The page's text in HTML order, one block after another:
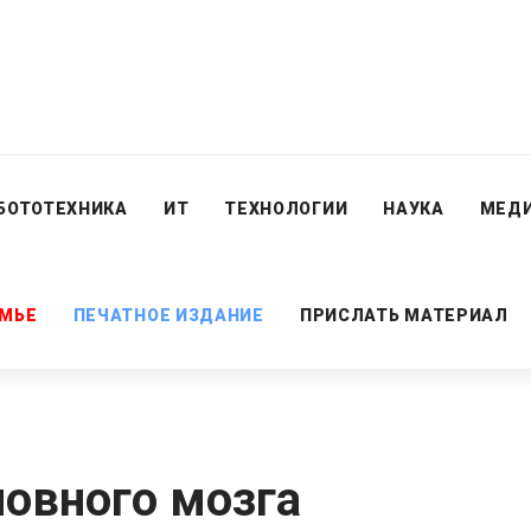
ИТ ТЕХНОЛОГИИ НАУКА
ПЕЧАТНОЕ ИЗДАНИЕ ПРИСЛАТЬ МАТЕРИАЛ
мозга